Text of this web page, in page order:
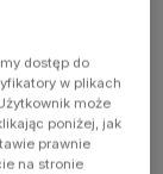
dostęp do
w plikach
może
poniżej, jak
prawnie
na stronie